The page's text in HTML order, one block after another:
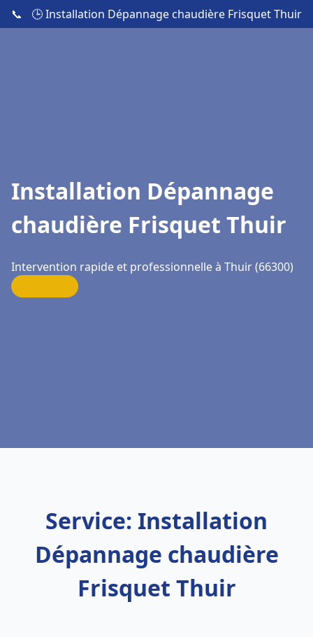
📞 🕒 Installation Dépannage chaudière Frisquet Thuir
Installation Dépannage
chaudière Frisquet Thuir
Intervention rapide et professionnelle à Thuir (66300)
Service: Installation
Dépannage chaudière
Frisquet Thuir